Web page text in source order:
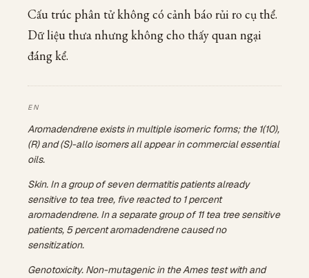
Cấu trúc phân tử không có cảnh báo rủi ro cụ thể.
Dữ liệu thưa nhưng không cho thấy quan ngại
đáng kể.
Aromadendrene exists in multiple isomeric forms; the 1(10),
(R) and (S)-allo isomers all appear in commercial essential
oils.
Skin. In a group of seven dermatitis patients already
sensitive to tea tree, five reacted to 1 percent
aromadendrene. In a separate group of 11 tea tree sensitive
patients, 5 percent aromadendrene caused no
sensitization.
Genotoxicity. Non-mutagenic in the Ames test with and